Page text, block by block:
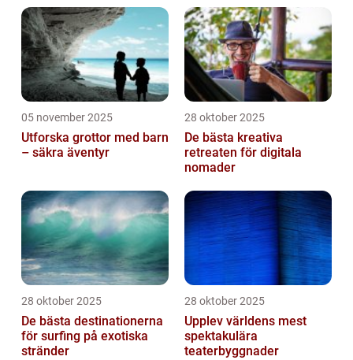
05 november 2025
Utforska grottor med barn
– säkra äventyr
28 oktober 2025
De bästa kreativa
retreaten för digitala
nomader
28 oktober 2025
De bästa destinationerna
för surfing på exotiska
stränder
28 oktober 2025
Upplev världens mest
spektakulära
teaterbyggnader